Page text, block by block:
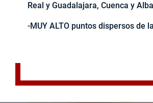
Real y Guadalajara, Cuenca y
-MUY ALTO puntos dispersos de